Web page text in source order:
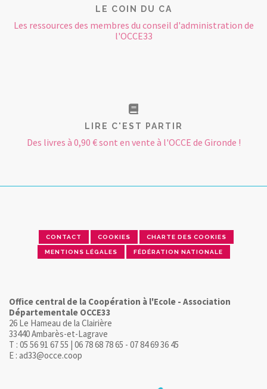
LE COIN DU CA
Les ressources des membres du conseil d'administration de
l'OCCE33
LIRE C'EST PARTIR
Des livres à 0,90 € sont en vente à l'OCCE de Gironde !
CONTACT COOKIES CHARTE DES COOKIES
MENTIONS LÉGALES FÉDÉRATION NATIONALE
Office central de la Coopération à l'Ecole - Association
Départementale OCCE33
26 Le Hameau de la Clairière
33440 Ambarès-et-Lagrave
T : 05 56 91 67 55 | 06 78 68 78 65 - 07 84 69 36 45
E : ad33@occe.coop